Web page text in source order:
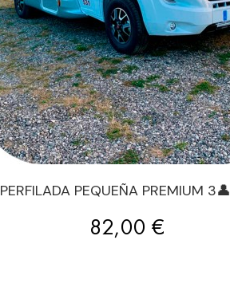
PERFILADA PEQUEÑA PREMIUM 3👤
Precio
82,00 €